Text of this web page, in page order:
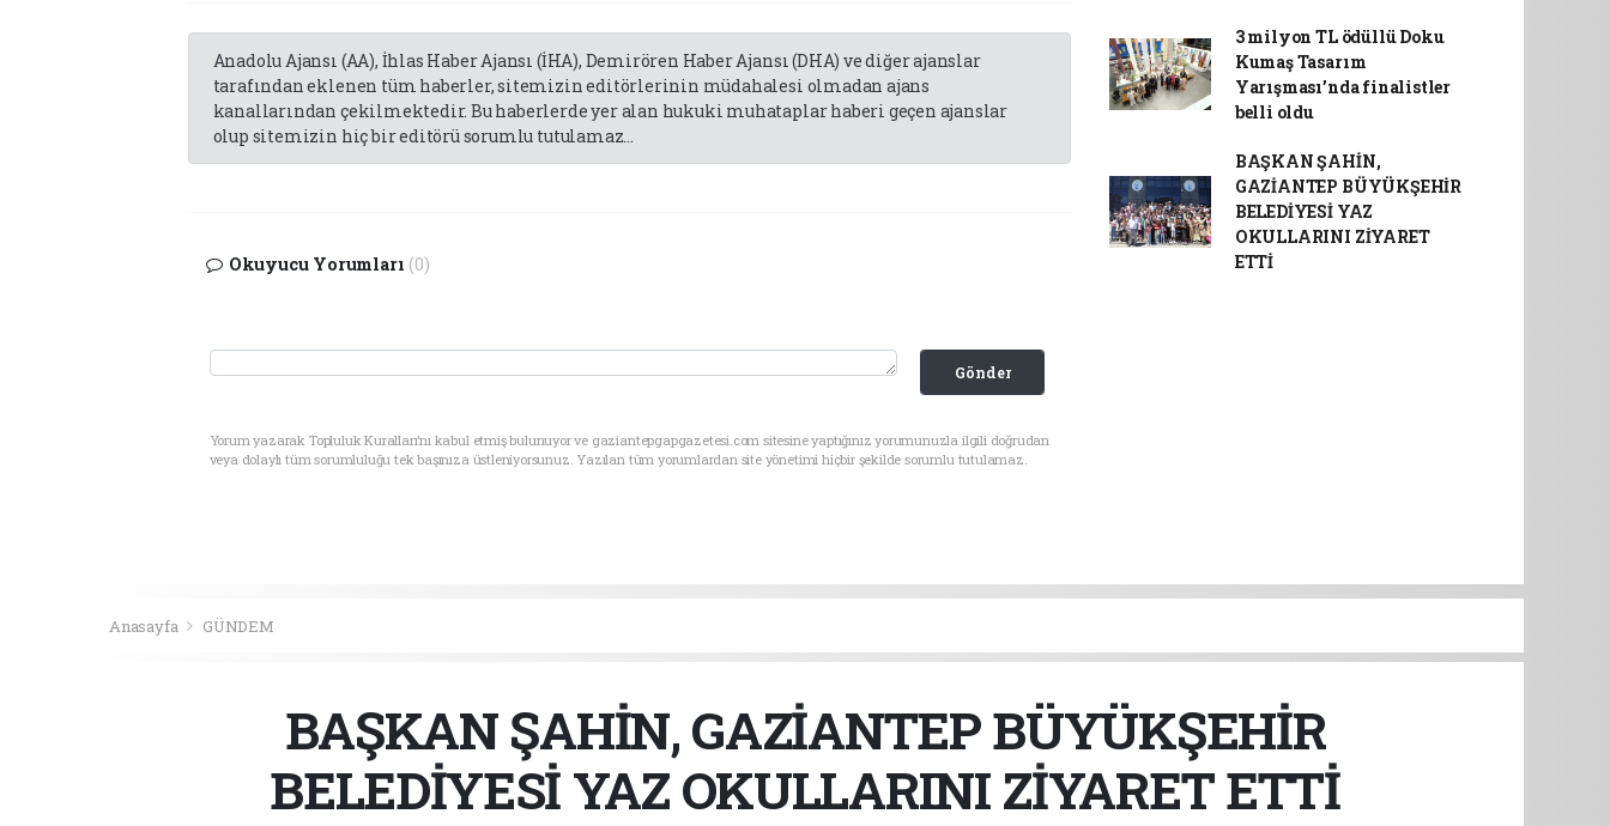
Anadolu Ajansı (AA), İhlas Haber Ajansı (İHA), Demirören Haber Ajansı (DHA) ve diğer ajanslar
tarafından eklenen tüm haberler, sitemizin editörlerinin müdahalesi olmadan ajans
kanallarından çekilmektedir. Bu haberlerde yer alan hukuki muhataplar haberi geçen ajanslar
olup sitemizin hiç bir editörü sorumlu tutulamaz...
Okuyucu Yorumları (0)
Gönder
Yorum yazarak Topluluk Kuralları’nı kabul etmiş bulunuyor ve gaziantepgapgazetesi.com sitesine yaptığınız yorumunuzla ilgili doğrudan
veya dolaylı tüm sorumluluğu tek başınıza üstleniyorsunuz. Yazılan tüm yorumlardan site yönetimi hiçbir şekilde sorumlu tutulamaz.
3 milyon TL ödüllü Doku
Kumaş Tasarım
Yarışması’nda finalistler
belli oldu
BAŞKAN ŞAHİN,
GAZİANTEP BÜYÜKŞEHİR
BELEDİYESİ YAZ
OKULLARINI ZİYARET
ETTİ
Anasayfa GÜNDEM
BAŞKAN ŞAHİN, GAZİANTEP BÜYÜKŞEHİR
BELEDİYESİ YAZ OKULLARINI ZİYARET ETTİ